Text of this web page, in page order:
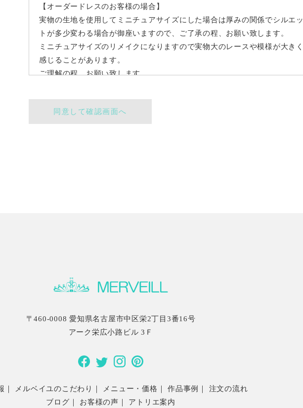
【オーダードレスのお客様の場合】
実物の生地を使用してミニチュアサイズにした場合は厚みの関係でシルエッ
トが多少変わる場合が御座いますので、ご了承の程、お願い致します。
ミニチュアサイズのリメイクになりますので実物大のレースや模様が大きく
感じることがあります。
ご理解の程、お願い致します。
尚、ご郵送代は、恐縮ですがお客様のご負担でお願い致します。
【レンタルドレスのお客様の場合】
〒460-0008 愛知県名古屋市中区栄2丁目3番16号
アーク栄広小路ビル 3Ｆ
メルベイユのこだわり メニュー・価格 作品事例
注文の流れ
ブログ
お客様の声 アトリエ案内